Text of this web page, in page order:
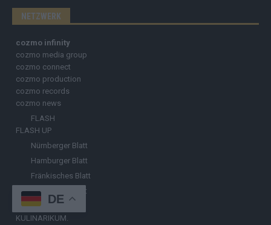
NETZWERK
cozmo infinity
cozmo media group
cozmo connect
cozmo production
cozmo records
cozmo news
FLASH
FLASH UP
Nürnberger Blatt
Hamburger Blatt
Fränkisches Blatt
Münchener Blatt
Stuttgarter Blatt
KULINARIKUM.
DE